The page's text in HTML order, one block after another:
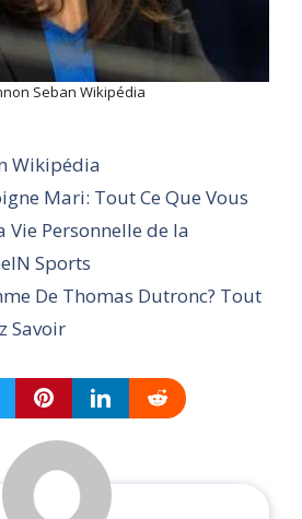
Seban Wikipédia
Wikipédia
Mari: Tout Ce Que Vous
Vie Personnelle de la
Sports
De Thomas Dutronc? Tout
Savoir